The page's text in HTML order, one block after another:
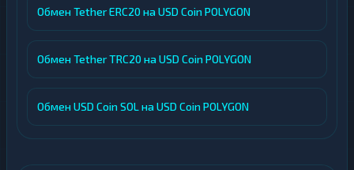
Обмен Tether ERC20 на USD Coin POLYGON
Обмен Tether TRC20 на USD Coin POLYGON
Обмен USD Coin SOL на USD Coin POLYGON